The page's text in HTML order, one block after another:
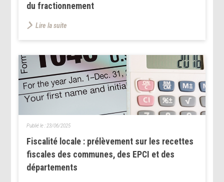
du fractionnement
Lire la suite
Fiscalité locale : prélèvement sur les recettes
fiscales des communes, des EPCI et des
départements
Publié le : 23/06/2025